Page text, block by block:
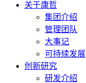
关于康哲
集团介绍
管理团队
大事记
可持续发展
创新研究
研发介绍